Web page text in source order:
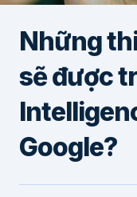
Những
sẽ được
Google?